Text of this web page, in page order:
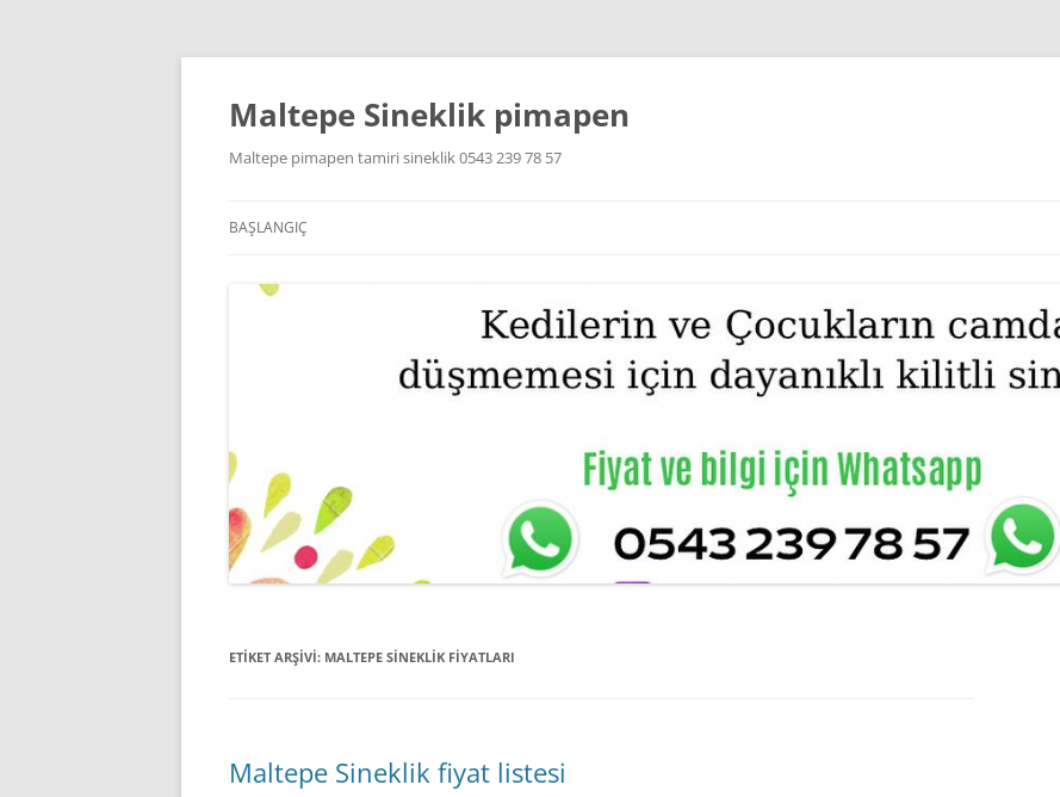
Maltepe Sineklik pimapen
Maltepe pimapen tamiri sineklik 0543 239 78 57
BAŞLANGIÇ
ETIKET ARŞIVI: MALTEPE SINEKLIK FIYATLARI
Maltepe Sineklik fiyat listesi